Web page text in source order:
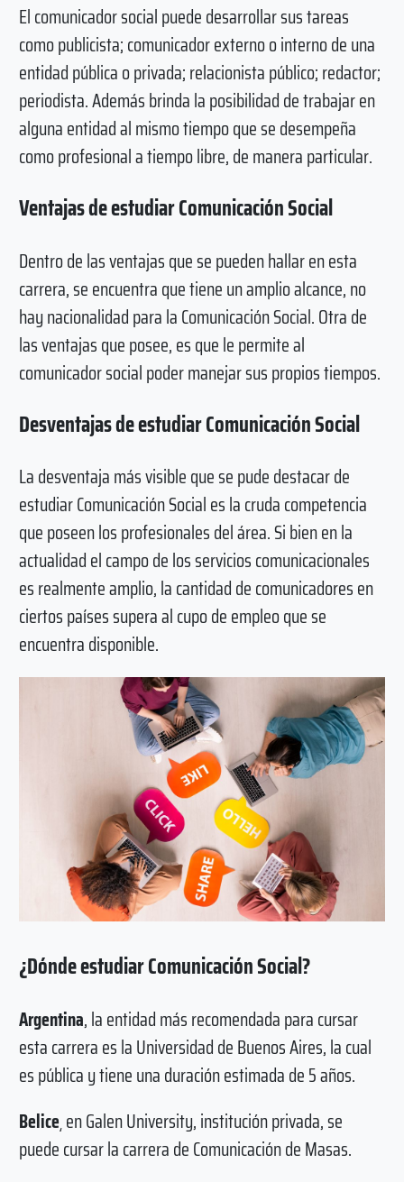
El comunicador social puede desarrollar sus tareas
como publicista; comunicador externo o interno de una
entidad pública o privada; relacionista público; redactor;
periodista. Además brinda la posibilidad de trabajar en
alguna entidad al mismo tiempo que se desempeña
como profesional a tiempo libre, de manera particular.
Ventajas de estudiar Comunicación Social
Dentro de las ventajas que se pueden hallar en esta
carrera, se encuentra que tiene un amplio alcance, no
hay nacionalidad para la Comunicación Social. Otra de
las ventajas que posee, es que le permite al
comunicador social poder manejar sus propios tiempos.
Desventajas de estudiar Comunicación Social
La desventaja más visible que se pude destacar de
estudiar Comunicación Social es la cruda competencia
que poseen los profesionales del área. Si bien en la
actualidad el campo de los servicios comunicacionales
es realmente amplio, la cantidad de comunicadores en
ciertos países supera al cupo de empleo que se
encuentra disponible.
¿Dónde estudiar Comunicación Social?
Argentina, la entidad más recomendada para cursar
esta carrera es la Universidad de Buenos Aires, la cual
es pública y tiene una duración estimada de 5 años.
Belice¸ en Galen University, institución privada, se
puede cursar la carrera de Comunicación de Masas.